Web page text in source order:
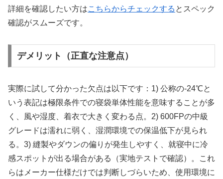
詳細を確認したい方はこちらからチェックする とスペック
確認がスムーズです。
デメリット（正直な注意点）
実際に試して分かった欠点は以下です：1) 公称の-24℃と
いう表記は極限条件での寝袋単体性能を意味することが多
く、風や湿度、着衣で大きく変わる点。2) 600FPの中級
グレードは濡れに弱く、湿潤環境での保温低下が見られ
る。3) 縫製やダウンの偏りが発生しやすく、就寝中に冷
感スポットが出る場合がある（実地テストで確認）。これ
らはメーカー仕様だけでは判断しづらいため、使用環境に